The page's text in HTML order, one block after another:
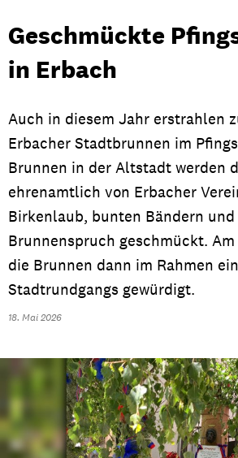
Geschmückte
in Erbach
Auch in diesem Jahr erstrahlen
Erbacher Stadtbrunnen im
Brunnen in der Altstadt werden
ehrenamtlich von Erbacher
Birkenlaub, bunten Bändern und
Brunnenspruch geschmückt. Am
die Brunnen dann im Rahmen
Stadtrundgangs gewürdigt.
18. Mai 2026